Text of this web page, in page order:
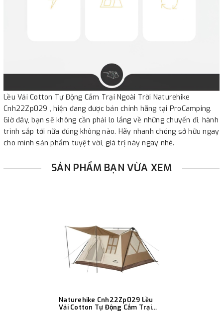
Lều Vải Cotton Tự Động Cắm Trại Ngoài Trời Naturehike
Cnh22Zp029 , hiện đang được bán chính hãng tại ProCamping.
Giờ đây, bạn sẽ không cần phải lo lắng về những chuyến đi, hành
trình sắp tới nữa đúng không nào. Hãy nhanh chóng sở hữu ngay
cho mình sản phẩm tuyệt vời, giá trị này ngay nhé.
SẢN PHẨM BẠN VỪA XEM
Naturehike Cnh22Zp029 Lều
Vải Cotton Tự Động Cắm Trại